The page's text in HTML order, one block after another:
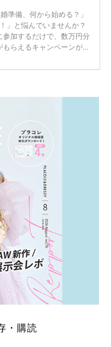
準備、何から始める？」
」と悩んでいませんか？
加するだけで、数万円分
らえるキャンペーンがあ
をしてしまうことも……。
典は？」といった疑問も
候補を絞れる「ウェディ
験型 […]続きを読む
・購読